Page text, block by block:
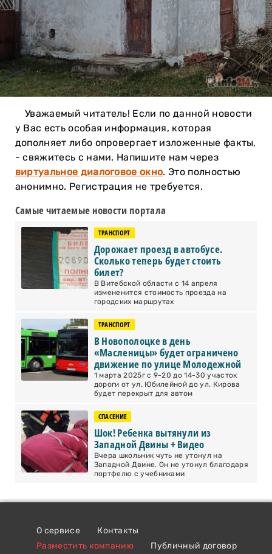
Уважаемый читатель! Если по данной новости
у Вас есть особая информация, которая
дополняет либо опровергает изложенные факты,
- свяжитесь с нами. Напишите нам через
виртуальное диалоговое окно. Это полностью
анонимно. Регистрация не требуется.
Самые читаемые новости портала
ТРАНСПОРТ
Дорожает проезд в автобусе.
Сколько теперь будет стоить
билет?
В Витебской области с 14 апреля
измененится стоимость проезда на
городских маршрутах
ТРАНСПОРТ
В Новополоцке в день
«Масленицы» будет ограничено
движение по улице Молодежной
1 марта 2025г с 9-20 до 14-30 участок
дороги от ул. Юбилейной до ул. Кирова
будет перекрыт для автом
СПАСЕНИЕ
Шок! Ребенка вытянули из
Западной Двины + Видео
Вчера школьник чуть не утонул на
Западной Двине. Он не утонул благодаря
портфелю с учебниками
О сервисе
Контакты
Разместить компанию
Публичный договор